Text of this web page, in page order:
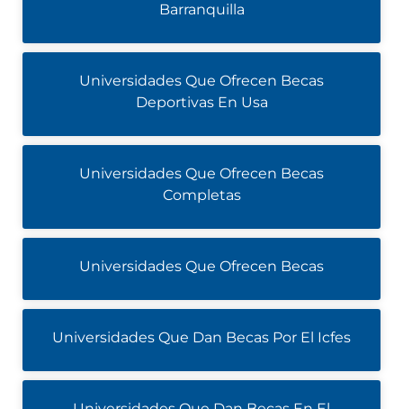
Barranquilla
Universidades Que Ofrecen Becas
Deportivas En Usa
Universidades Que Ofrecen Becas
Completas
Universidades Que Ofrecen Becas
Universidades Que Dan Becas Por El Icfes